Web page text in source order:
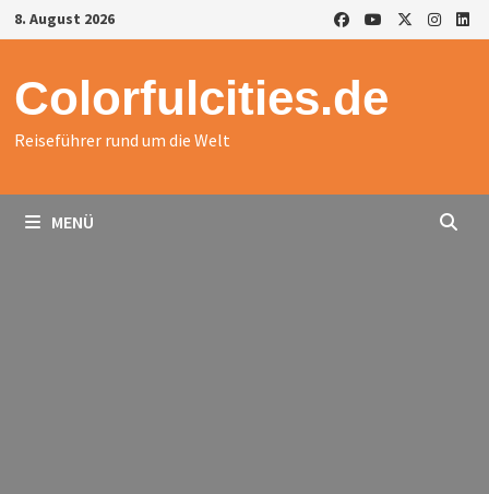
Zurück
zum
8. August 2026
Colorfulcities.de
Reiseführer rund um die Welt
MENÜ